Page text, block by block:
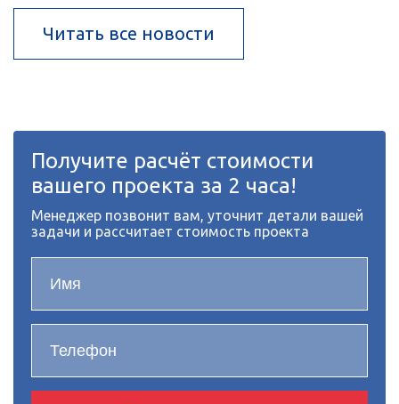
Читать все новости
Получите расчёт стоимости
вашего проекта за 2 часа!
Менеджер позвонит вам, уточнит детали вашей
задачи и рассчитает стоимость проекта